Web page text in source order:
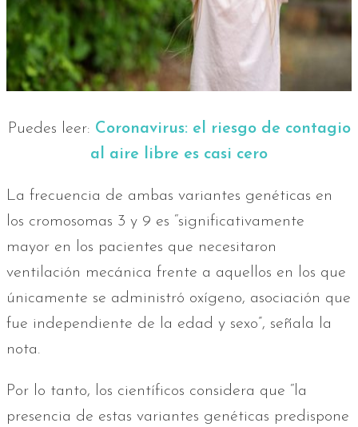
Puedes leer: Coronavirus: el riesgo de contagio
al aire libre es casi cero
La frecuencia de ambas variantes genéticas en
los cromosomas 3 y 9 es “significativamente
mayor en los pacientes que necesitaron
ventilación mecánica frente a aquellos en los que
únicamente se administró oxígeno, asociación que
fue independiente de la edad y sexo”, señala la
nota.
Por lo tanto, los científicos considera que “la
presencia de estas variantes genéticas predispone